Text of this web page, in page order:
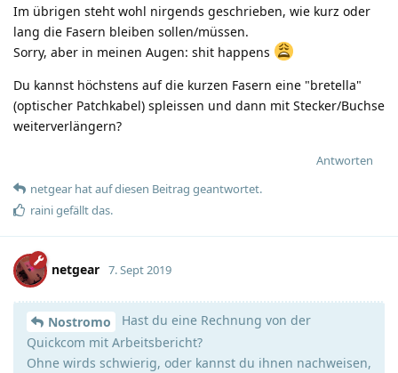
Im übrigen steht wohl nirgends geschrieben, wie kurz oder
lang die Fasern bleiben sollen/müssen.
Sorry, aber in meinen Augen: shit happens
Du kannst höchstens auf die kurzen Fasern eine "bretella"
(optischer Patchkabel) spleissen und dann mit Stecker/Buchse
weiterverlängern?
Antworten
netgear hatauf diesen Beitrag geantwortet.
rainigefällt das.
netgear 7. Sept 2019
Nostromo
Hast du eine Rechnung von der
Quickcom mit Arbeitsbericht?
Ohne wirds schwierig, oder kannst du ihnen nachweisen,